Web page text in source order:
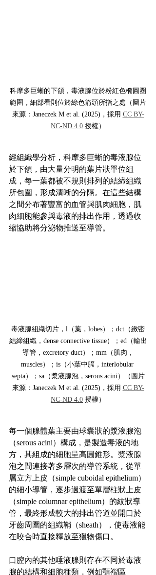
科摩多巨蜥的下頜，毒液腺位於粉紅色橢圓圈
範圍，細部看則位於綠色箭頭所指之處（圖片
來源：Janeczek M et al. (2025)，採用 CC BY-
NC-ND 4.0 授權）
經組織學分析，科摩多巨蜥的毒液腺位
於下頜，由大量分明的葉片狀單位組
成，每一葉都被不規則排列的結締組織
所包圍，形成清晰的分隔。在這些結構
之間分布著豐富的血管與肌肉細胞，肌
肉細胞能參與毒液的排出作用，透過收
縮協助將分泌物推送至導管。
毒液腺組織切片，l（葉，lobes）；dct（緻密
結締組織，dense connective tissue）；ed（輸出
導管，excretory duct）；mm（肌肉，
muscles）；is（小葉中膈，interlobular
septa）；sa（漿液腺泡，serous acini）（圖片
來源：Janeczek M et al. (2025)，採用 CC BY-
NC-ND 4.0 授權）
每一個腺體葉主要由球囊狀的漿液腺泡
（serous acini）構成，是製造毒液的地
方，其組成的細胞呈高圓錐形。漿液腺
泡之間連接著多層次的導管系統，從單
層立方上皮（simple cuboidal epithelium）
的細小導管，逐步過渡至單層柱狀上皮
（simple columnar epithelium）的紋狀導
管，最終形成較大的排出管道並開口於
牙齒周圍的組織鞘（sheath），使毒液能
在咬合時直接釋放至獵物傷口。
口腔內的其他唾液腺則存在不同於毒液
腺的結構和細胞種類，例如顎褶區